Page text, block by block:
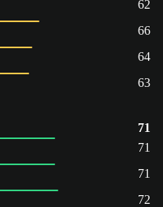
62
66
64
63
71
71
71
72